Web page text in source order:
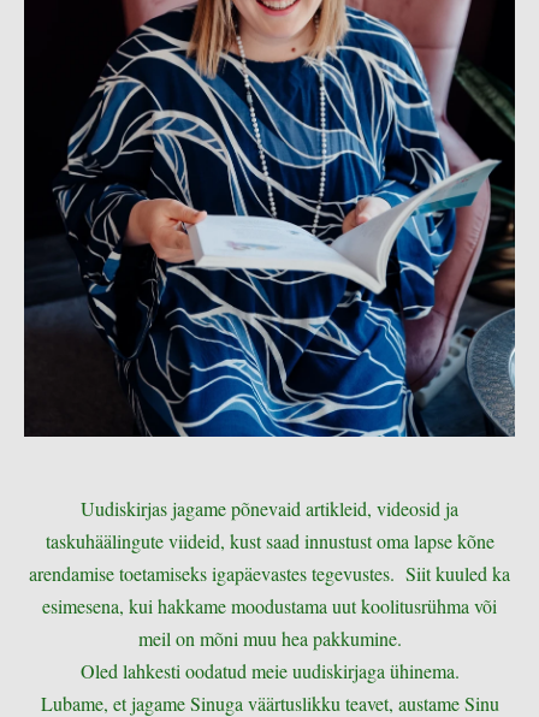
Uudiskirjas jagame põnevaid artikleid, videosid ja
taskuhäälingute viideid, kust saad innustust oma lapse kõne
arendamise toetamiseks igapäevastes tegevustes. Siit kuuled ka
esimesena, kui hakkame moodustama uut koolitusrühma või
meil on mõni muu hea pakkumine.
Oled lahkesti oodatud meie uudiskirjaga ühinema.
Lubame, et jagame Sinuga väärtuslikku teavet, austame Sinu